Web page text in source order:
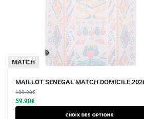
MATCH
MAILLOT SENEGAL MATCH DOMICILE
109.90€
Le
prix
initial
était :
59.90€
Le
prix
actuel
est :
Choix des options
Ce
produit
a